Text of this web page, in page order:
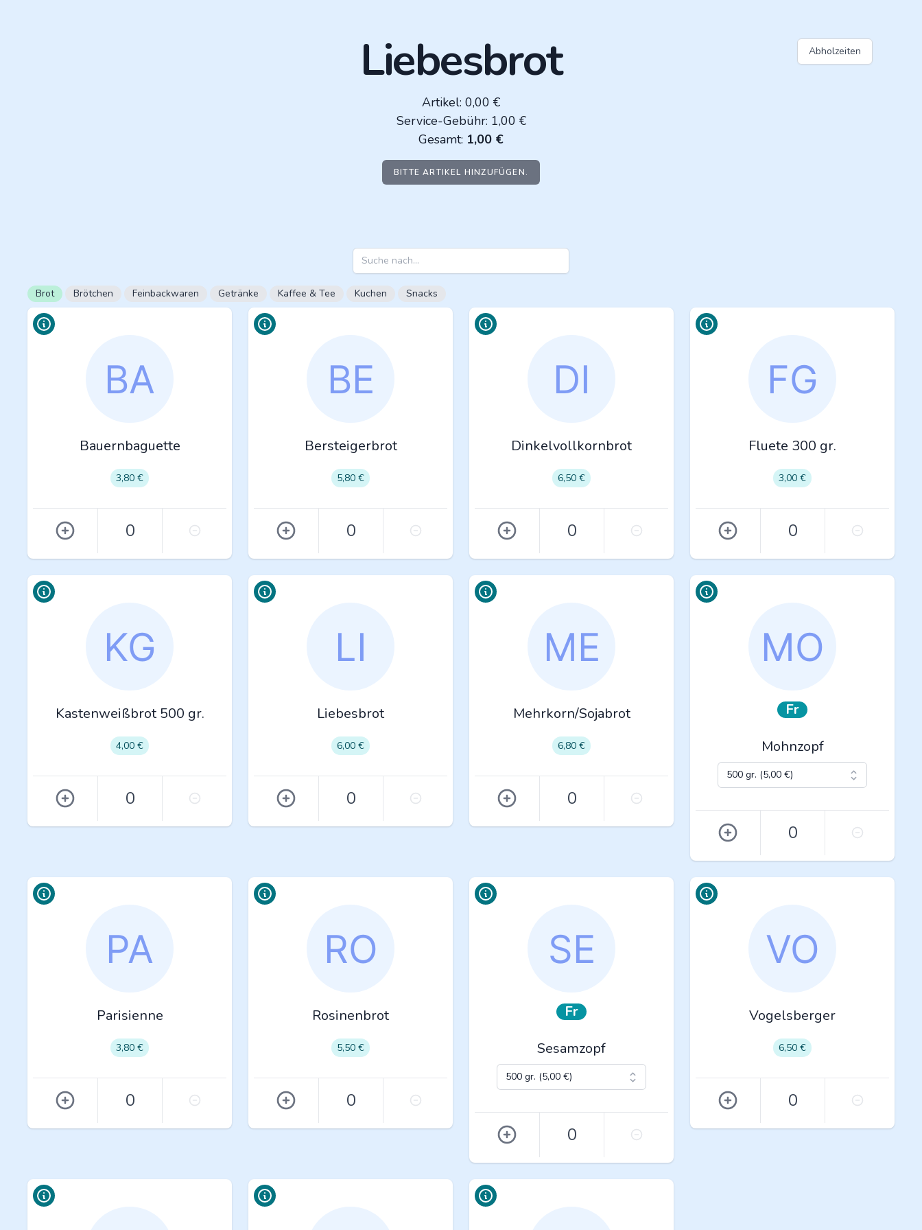
Abholzeiten
Liebesbrot
Artikel: 0,00 €
Service-Gebühr: 1,00 €
Gesamt: 1,00 €
BITTE ARTIKEL HINZUFÜGEN.
Brot Brötchen Feinbackwaren Getränke Kaffee & Tee Kuchen Snacks
Bauernbaguette
3,80 €
0
Bersteigerbrot
5,80 €
0
Dinkelvollkornbrot
6,50 €
0
Fluete 300 gr.
3,00 €
0
Kastenweißbrot 500 gr.
4,00 €
0
Liebesbrot
6,00 €
0
Mehrkorn/Sojabrot
6,80 €
0
Fr
Mohnzopf
0
Parisienne
3,80 €
0
Rosinenbrot
5,50 €
0
Fr
Sesamzopf
0
Vogelsberger
6,50 €
0